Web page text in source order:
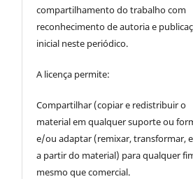
compartilhamento do trabalho com
reconhecimento de autoria e
inicial neste periódico.
A licença permite:
Compartilhar (copiar e redistribuir o
material em qualquer suporte ou
e/ou adaptar (remixar, transformar,
a partir do material) para qualquer
mesmo que comercial.